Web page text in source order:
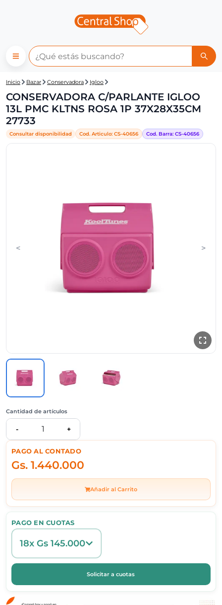
Central Shop:
Inicio Bazar Conservadora Igloo
CONSERVADORA C/PARLANTE IGLOO
13L PMC KLTNS ROSA 1P 37X28X35CM
27733
Consultar disponibilidad Cod. Articulo: CS-40656 Cod. Barra: CS-40656
< >
PAGO AL CONTADO
Gs. 1.440.000
Añadir al Carrito
PAGO EN CUOTAS
18x Gs 145.000
Solicitar a cuotas
Cantidad de artículos
- 1 +